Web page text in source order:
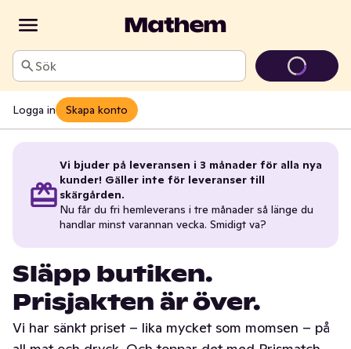
Sök
Logga in Skapa konto
Vi bjuder på leveransen i 3 månader för alla nya
kunder! Gäller inte för leveranser till
skärgården.
Nu får du fri hemleverans i tre månader så länge du
handlar minst varannan vecka. Smidigt va?
Släpp butiken.
Prisjakten är över.
Vi har sänkt priset – lika mycket som momsen – på